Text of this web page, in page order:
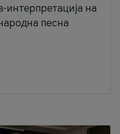
интерпретација на
песна